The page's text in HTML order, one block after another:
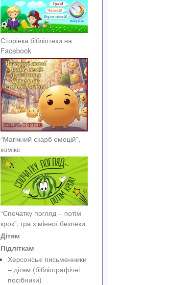
Сторінка бібліотеки на
Facebook
“Магічний скарб емоцій”,
комікс
“Спочатку погляд – потім
крок”, гра з мінної безпеки
Дітям
Підліткам
Херсонські письменники
– дітям (бібліографічні
посібники)